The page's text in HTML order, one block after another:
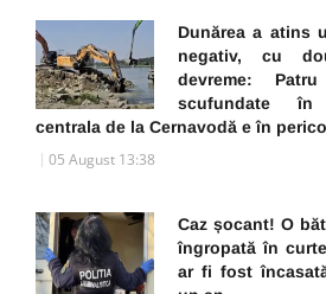
Dunărea a atins
negativ, cu
devreme:
scufundate
centrala de la Cernavodă e în
05 August 13:38
Caz șocant! O
îngropată în
ar fi fost